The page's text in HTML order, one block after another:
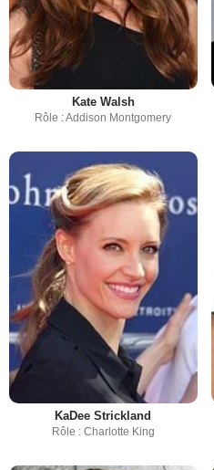
Kate Walsh
Rôle : Addison Montgomery
KaDee Strickland
Rôle : Charlotte King